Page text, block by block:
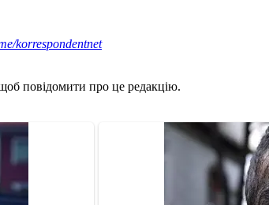
korrespondentnet
повідомити про це редакцію.